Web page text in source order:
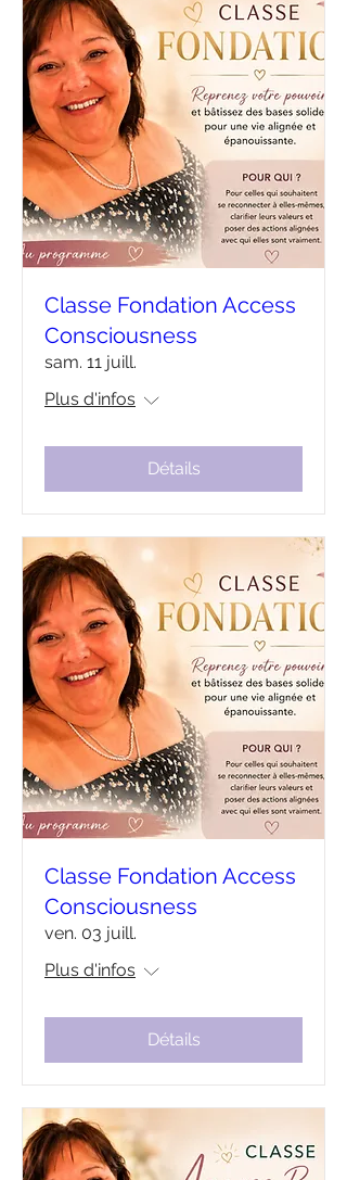
Classe Fondation Access
Consciousness
sam. 11 juill.
Plus d'infos
Détails
Classe Fondation Access
Consciousness
ven. 03 juill.
Plus d'infos
Détails